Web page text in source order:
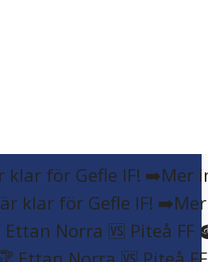
klar för Gefle IF! ➡️Mer
Ettan Norra 🆚 Piteå FF